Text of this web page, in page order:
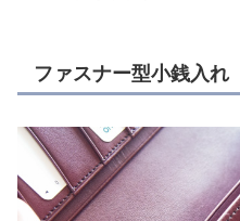
ファスナー型小銭入れ